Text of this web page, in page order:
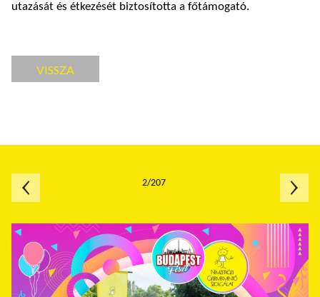
utazását és étkezését biztosította a főtámogató.
VISSZA
2/207